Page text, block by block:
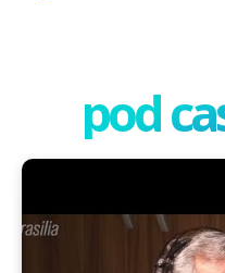
pod